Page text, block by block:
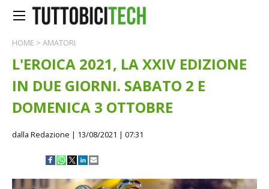
HOME > AMATORI
L'EROICA 2021, LA XXIV EDIZIONE
IN DUE GIORNI. SABATO 2 E
DOMENICA 3 OTTOBRE
dalla Redazione | 13/08/2021 | 07:31